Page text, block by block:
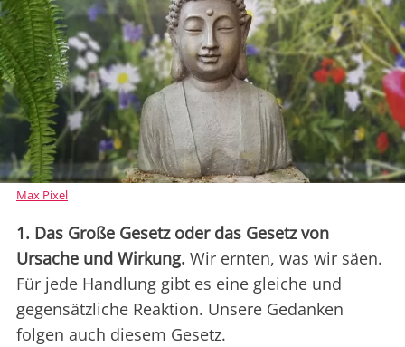
Max Pixel
1. Das Große Gesetz oder das Gesetz von
Ursache und Wirkung. Wir ernten, was wir säen.
Für jede Handlung gibt es eine gleiche und
gegensätzliche Reaktion. Unsere Gedanken
folgen auch diesem Gesetz.